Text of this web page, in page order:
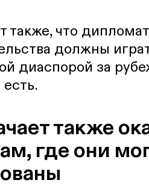
также, что
должны
диаспорой за
также
где они